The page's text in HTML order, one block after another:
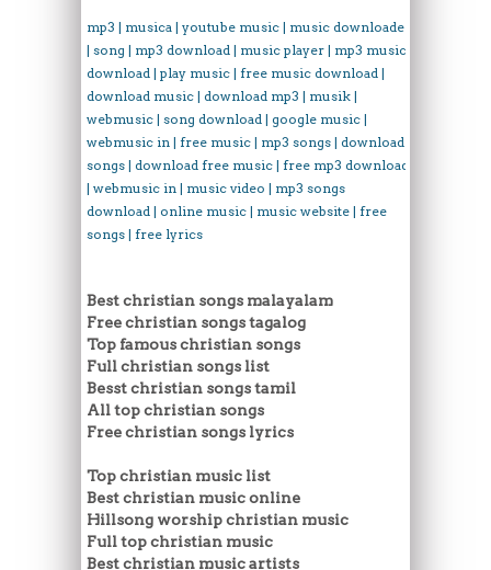
mp3 | musica | youtube music | music downloader
| song | mp3 download | music player | mp3 music
download | play music | free music download |
download music | download mp3 | musik |
webmusic | song download | google music |
webmusic in | free music | mp3 songs | download
songs | download free music | free mp3 download
| webmusic in | music video | mp3 songs
download | online music | music website | free
songs | free lyrics
Best christian songs malayalam
Free christian songs tagalog
Top famous christian songs
Full christian songs list
Besst christian songs tamil
All top christian songs
Free christian songs lyrics
Top christian music list
Best christian music online
Hillsong worship christian music
Full top christian music
Best christian music artists